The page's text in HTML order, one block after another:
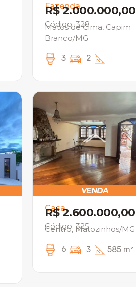
Fazenda
R$ 2.000.000,00
Código: 328
Matos de Cima, Capim
Branco/MG
3 2
VENDA
Casa
R$ 2.600.000,00
Código: 325
Centro, Matozinhos/MG
6 3 585 m²